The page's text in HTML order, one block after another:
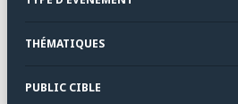
THÉMATIQUES
PUBLIC CIBLE